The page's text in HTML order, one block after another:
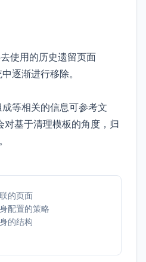
使用的历史遗留页面
逐渐进行移除。
等相关的信息可参考文
对基于清理模板的角度，归
的页面
配置的策略
的结构